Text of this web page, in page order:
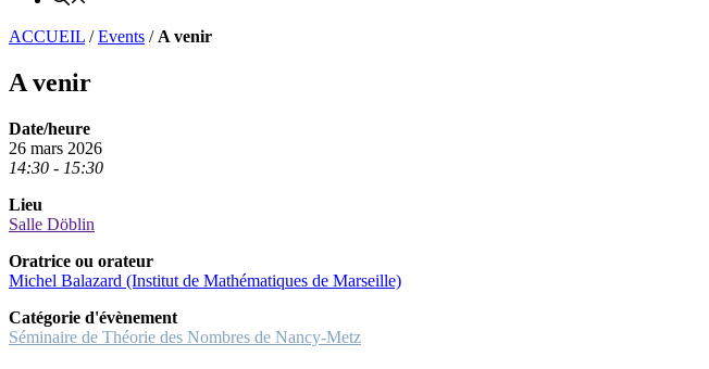
ACCUEIL /Events / A venir
A venir
Date/heure
26 mars 2026
14:30 - 15:30
Lieu
Salle Döblin
Oratrice ou orateur
Michel Balazard (Institut de Mathématiques de Marseille)
Catégorie d'évènement
Séminaire de Théorie des Nombres de Nancy-Metz